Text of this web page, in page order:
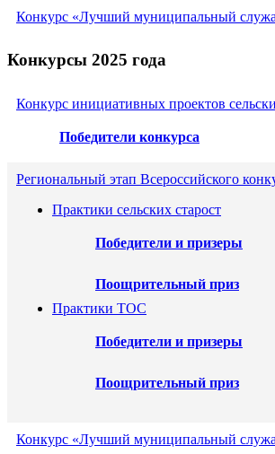
Конкурс «Лучший муниципальный
Конкурсы 2025 года
Конкурс инициативных проектов
Победители конкурса
Региональный этап Всероссийского
Практики сельских старост
Победители и призеры
Поощрительный приз
Практики ТОС
Победители и призеры
Поощрительный приз
Конкурс «Лучший муниципальный